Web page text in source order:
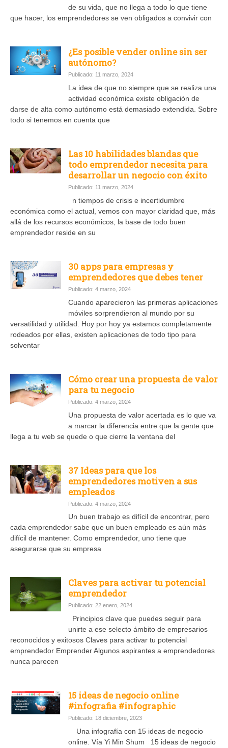
de su vida, que no llega a todo lo que tiene
que hacer, los emprendedores se ven obligados a convivir con
¿Es posible vender online sin ser
autónomo?
Publicado: 11 marzo, 2024
La idea de que no siempre que se realiza una
actividad económica existe obligación de
darse de alta como autónomo está demasiado extendida. Sobre
todo si tenemos en cuenta que
Las 10 habilidades blandas que
todo emprendedor necesita para
desarrollar un negocio con éxito
Publicado: 11 marzo, 2024
n tiempos de crisis e incertidumbre
económica como el actual, vemos con mayor claridad que, más
allá de los recursos económicos, la base de todo buen
emprendedor reside en su
30 apps para empresas y
emprendedores que debes tener
Publicado: 4 marzo, 2024
Cuando aparecieron las primeras aplicaciones
móviles sorprendieron al mundo por su
versatilidad y utilidad. Hoy por hoy ya estamos completamente
rodeados por ellas, existen aplicaciones de todo tipo para
solventar
Cómo crear una propuesta de valor
para tu negocio
Publicado: 4 marzo, 2024
Una propuesta de valor acertada es lo que va
a marcar la diferencia entre que la gente que
llega a tu web se quede o que cierre la ventana del
37 Ideas para que los
emprendedores motiven a sus
empleados
Publicado: 4 marzo, 2024
Un buen trabajo es difícil de encontrar, pero
cada emprendedor sabe que un buen empleado es aún más
difícil de mantener. Como emprendedor, uno tiene que
asegurarse que su empresa
Claves para activar tu potencial
emprendedor
Publicado: 22 enero, 2024
Principios clave que puedes seguir para
unirte a ese selecto ámbito de empresarios
reconocidos y exitosos Claves para activar tu potencial
emprendedor Emprender Algunos aspirantes a emprendedores
nunca parecen
15 ideas de negocio online
#infografia #infographic
Publicado: 18 diciembre, 2023
Una infografía con 15 ideas de negocio
online. Vía Yi Min Shum 15 ideas de negocio